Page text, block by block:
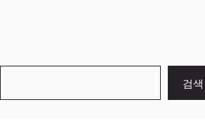
검색